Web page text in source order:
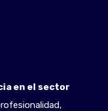
en el sector